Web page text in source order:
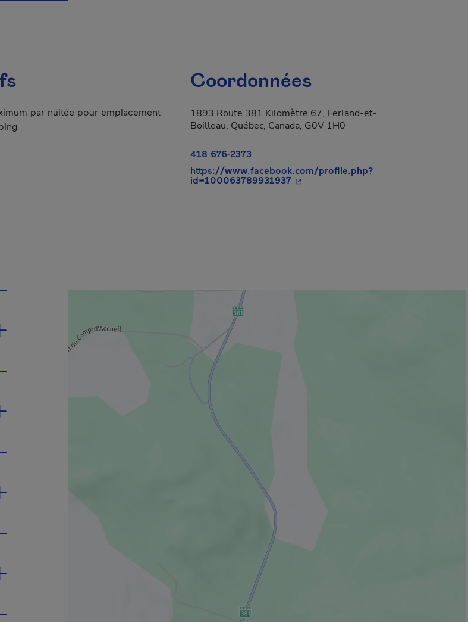
par nuitée pour emplacement
Coordonnées
1893 Route 381 Kilomètre 67, Ferland-et-
Boilleau, Québec, Canada, G0V 1H0
418 676-2373
https://www.facebook.com/profile.php?
id=100063789931937- Cet hyperlien s'ouvrira dans une